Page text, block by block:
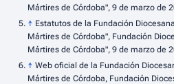
Mártires de Córdoba", 9 de marzo de
↑ Estatutos de la Fundación
Mártires de Córdoba", Fundación
Mártires de Córdoba", 9 de marzo de
↑ Web oficial de la Fundación
Mártires de Córdoba, Fundación